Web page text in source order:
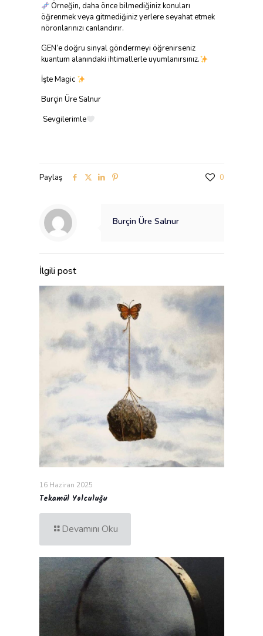
Örneğin, daha önce bilmediğiniz konuları
öğrenmek veya gitmediğiniz yerlere seyahat etmek
nöronlarınızı canlandırır.
GEN’e doğru sinyal göndermeyi öğrenirseniz
kuantum alanındaki ihtimallerle uyumlanırsınız.
İşte Magic
Burçin Üre Salnur
Sevgilerimle
Paylaş 0
Burçin Üre Salnur
İlgili post
16 Haziran 2025
Tekamül Yolculuğu
Devamını Oku